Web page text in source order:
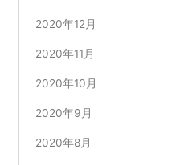
2020年12月
2020年11月
2020年10月
2020年9月
2020年8月